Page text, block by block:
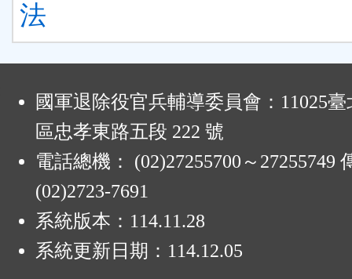
法
國軍退除役官兵輔導委員會：11025
區忠孝東路五段 222 號
電話總機： (02)27255700～27255749
(02)2723-7691
系統版本： 114.11.28
系統更新日期： 114.12.05